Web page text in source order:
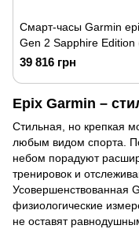
Смарт-часы Garmin
Gen 2 Sapphire Edition
мм) карбоново-серые
ремешком
39 816 грн
Epix Garmin –
Стильная, но крепкая
любым видом спорта.
небом порадуют
тренировок и
Усовершенствованная
физиологические
не оставят